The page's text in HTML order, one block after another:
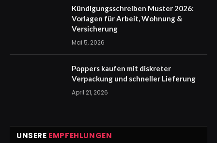
Kündigungsschreiben Muster 2026:
Vorlagen für Arbeit, Wohnung &
Versicherung
Mai 5, 2026
Poppers kaufen mit diskreter
Verpackung und schneller Lieferung
April 21, 2026
UNSERE EMPFEHLUNGEN